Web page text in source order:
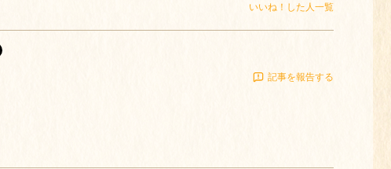
いいね！した人一覧
記事を報告する